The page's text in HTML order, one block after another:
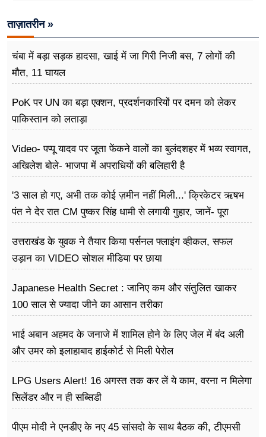
ताज़ातरीन »
चंबा में बड़ा सड़क हादसा, खाई में जा गिरी निजी बस, 7 लोगों की
मौत, 11 घायल
PoK पर UN का बड़ा एक्शन, प्रदर्शनकारियों पर दमन को लेकर
पाकिस्तान को लताड़ा
Video- पप्पू यादव पर जूता फेंकने वालों का बुलंदशहर में भव्य स्वागत,
अखिलेश बोले- भाजपा में अपराधियों की बलिहारी है
'3 साल हो गए, अभी तक कोई ज़मीन नहीं मिली...' क्रिकेटर ऋषभ
पंत ने देर रात CM पुष्कर सिंह धामी से लगायी गुहार, जानें- पूरा
उत्तराखंड के युवक ने तैयार किया पर्सनल फ्लाइंग व्हीकल, सफल
उड़ान का VIDEO सोशल मीडिया पर छाया
Japanese Health Secret : जानिए कम और संतुलित खाकर
100 साल से ज्यादा जीने का आसान तरीका
भाई अबान अहमद के जनाजे में शामिल होने के लिए जेल में बंद अली
और उमर को इलाहाबाद हाईकोर्ट से मिली पेरोल
LPG Users Alert! 16 अगस्त तक कर लें ये काम, वरना न मिलेगा
सिलेंडर और न ही सब्सिडी
पीएम मोदी ने एनडीए के नए 45 सांसदो के साथ बैठक की, टीएमसी